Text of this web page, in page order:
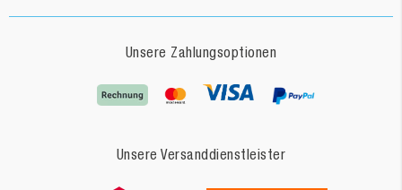
Unsere Zahlungsoptionen
Unsere Versanddienstleister